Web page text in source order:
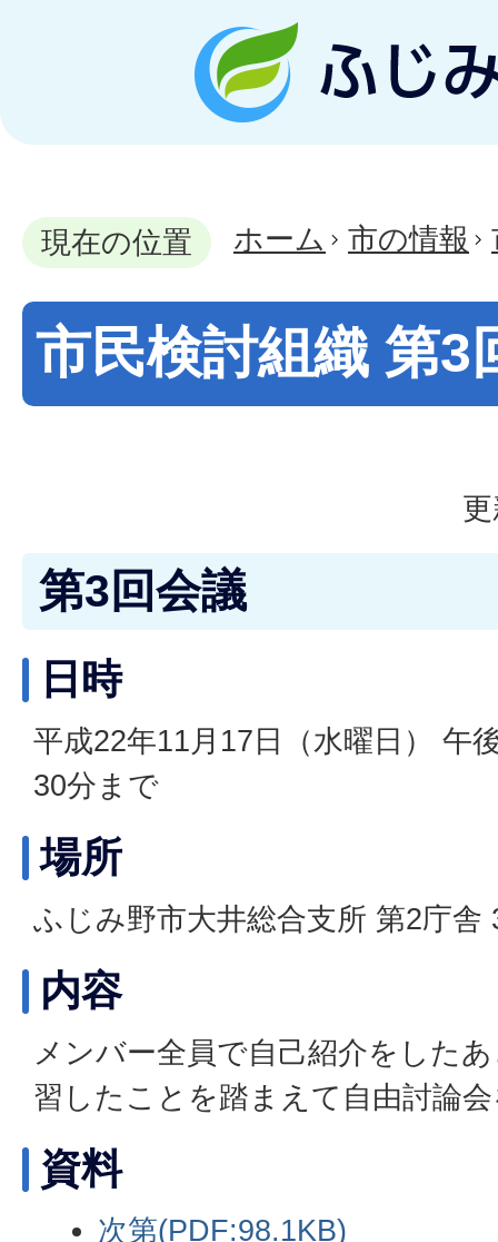
現在の位置 ホーム 市の情報
市民検討組織 第3
第3回会議
日時
平成22年11月17日（水曜日） 午
30分まで
場所
ふじみ野市大井総合支所 第2庁舎
内容
メンバー全員で自己紹介をした
習したことを踏まえて自由討論
資料
次第(PDF:98.1KB)